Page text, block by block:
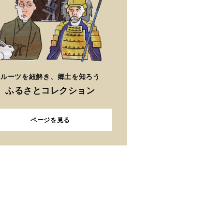
ルーツを紐解き、郷土を知ろう
ふるさとコレクション
ページを見る